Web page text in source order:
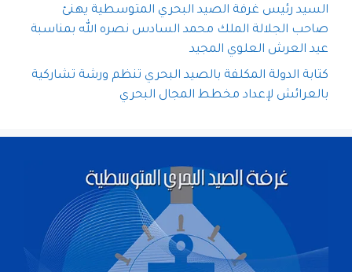
السيد رئيس غرفة الصيد البحري المتوسطية يهنئ
صاحب الجلالة الملك محمد السادس نصره الله بمناسبة
عيد العرش العلوي المجيد
كتابة الدولة المكلفة بالصيد البحري تنظم ورشة تشاركية
بالعرائش لإعداد مخطط المجال البحري